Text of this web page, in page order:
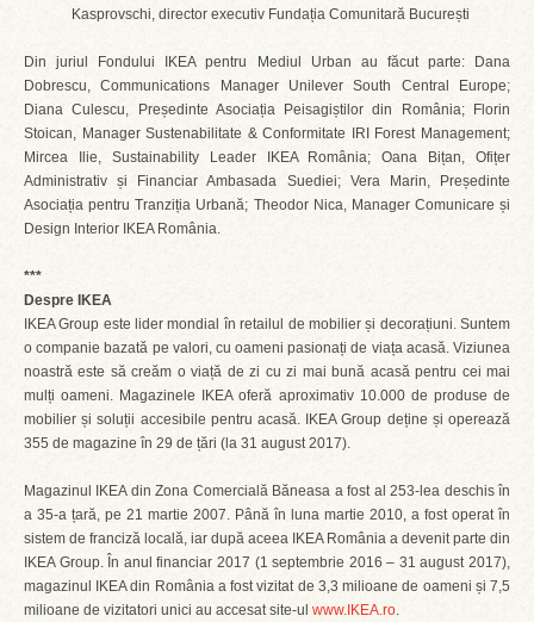
Kasprovschi, director executiv Fundația Comunitară București
Din juriul Fondului IKEA pentru Mediul Urban au făcut parte: Dana
Dobrescu, Communications Manager Unilever South Central Europe;
Diana Culescu, Președinte Asociația Peisagiștilor din România; Florin
Stoican, Manager Sustenabilitate & Conformitate IRI Forest Management;
Mircea Ilie, Sustainability Leader IKEA România; Oana Bițan, Ofițer
Administrativ și Financiar Ambasada Suediei; Vera Marin, Președinte
Asociația pentru Tranziția Urbană; Theodor Nica, Manager Comunicare și
Design Interior IKEA România.
***
Despre IKEA
IKEA Group este lider mondial în retailul de mobilier și decorațiuni. Suntem
o companie bazată pe valori, cu oameni pasionați de viața acasă. Viziunea
noastră este să creăm o viață de zi cu zi mai bună acasă pentru cei mai
mulți oameni. Magazinele IKEA oferă aproximativ 10.000 de produse de
mobilier și soluții accesibile pentru acasă. IKEA Group deține și operează
355 de magazine în 29 de țări (la 31 august 2017).
Magazinul IKEA din Zona Comercială Băneasa a fost al 253-lea deschis în
a 35-a țară, pe 21 martie 2007. Până în luna martie 2010, a fost operat în
sistem de franciză locală, iar după aceea IKEA România a devenit parte din
IKEA Group. În anul financiar 2017 (1 septembrie 2016 – 31 august 2017),
magazinul IKEA din România a fost vizitat de 3,3 milioane de oameni și 7,5
milioane de vizitatori unici au accesat site-ul www.IKEA.ro.